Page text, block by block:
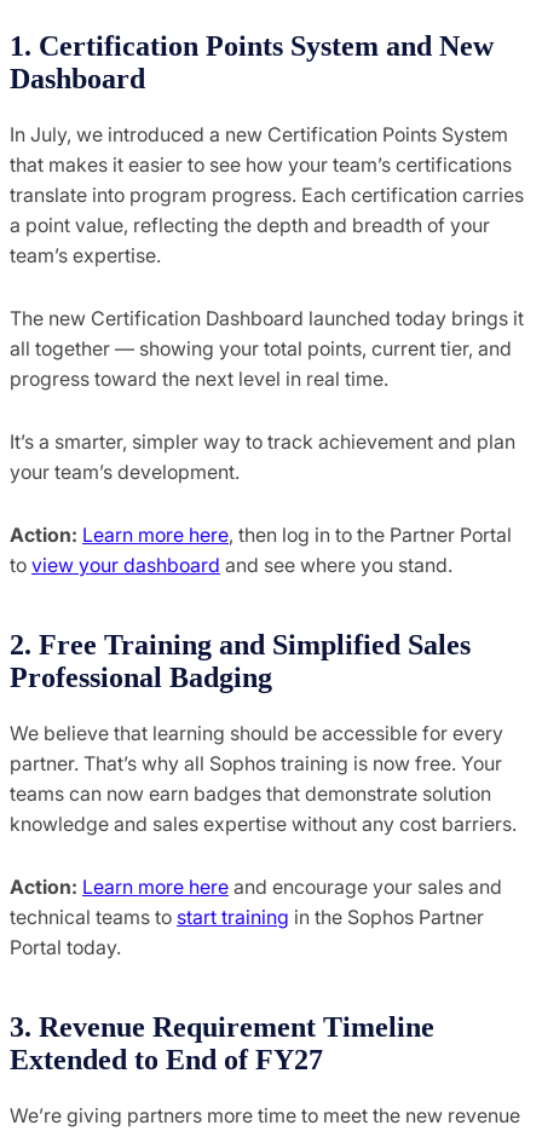
1. Certification Points System and New
Dashboard
In July, we introduced a new Certification Points System
that makes it easier to see how your team’s certifications
translate into program progress. Each certification carries
a point value, reflecting the depth and breadth of your
team’s expertise.
The new Certification Dashboard launched today brings it
all together — showing your total points, current tier, and
progress toward the next level in real time.
It’s a smarter, simpler way to track achievement and plan
your team’s development.
Action: Learn more here, then log in to the Partner Portal
to view your dashboard and see where you stand.
2. Free Training and Simplified Sales
Professional Badging
We believe that learning should be accessible for every
partner. That’s why all Sophos training is now free. Your
teams can now earn badges that demonstrate solution
knowledge and sales expertise without any cost barriers.
Action: Learn more here and encourage your sales and
technical teams to start training in the Sophos Partner
Portal today.
3. Revenue Requirement Timeline
Extended to End of FY27
We’re giving partners more time to meet the new revenue